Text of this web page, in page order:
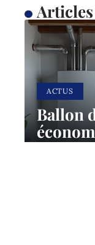
ACTUS
Ballon
choix